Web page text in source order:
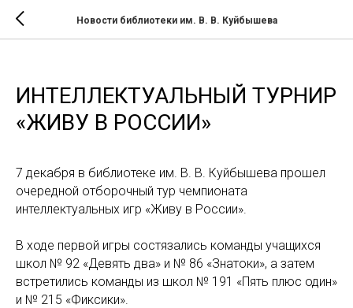
Новости библиотеки им. В. В. Куйбышева
ИНТЕЛЛЕКТУАЛЬНЫЙ ТУРНИР
«ЖИВУ В РОССИИ»
7 декабря в библиотеке им. В. В. Куйбышева прошел
очередной отборочный тур чемпионата
интеллектуальных игр «Живу в России».
В ходе первой игры состязались команды учащихся
школ № 92 «Девять два» и № 86 «Знатоки», а затем
встретились команды из школ № 191 «Пять плюс один»
и № 215 «Фиксики».